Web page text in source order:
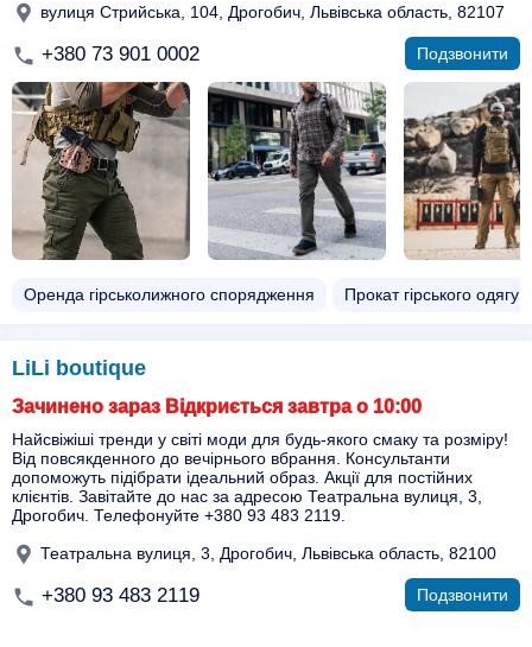
вулиця Стрийська, 104, Дрогобич, Львівська область, 82107
+380 73 901 0002 Подзвонити
Оренда гірськолижного спорядження Прокат гірського одягу
LiLi boutique
Зачинено зараз Відкриється завтра о 10:00
Найсвіжіші тренди у світі моди для будь-якого смаку та розміру!
Від повсякденного до вечірнього вбрання. Консультанти
допоможуть підібрати ідеальний образ. Акції для постійних
клієнтів. Завітайте до нас за адресою Театральна вулиця, 3,
Дрогобич. Телефонуйте +380 93 483 2119.
Театральна вулиця, 3, Дрогобич, Львівська область, 82100
+380 93 483 2119 Подзвонити